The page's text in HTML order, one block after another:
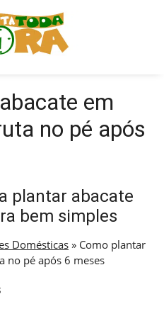
em
no pé após
plantar abacate
bem simples
Domésticas» Como plantar
no pé após 6 meses